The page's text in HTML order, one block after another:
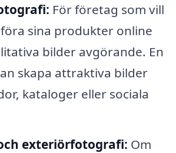
För företag som vill
sina produkter online
bilder avgörande. En
skapa attraktiva bilder
kataloger eller sociala
exteriörfotografi: Om